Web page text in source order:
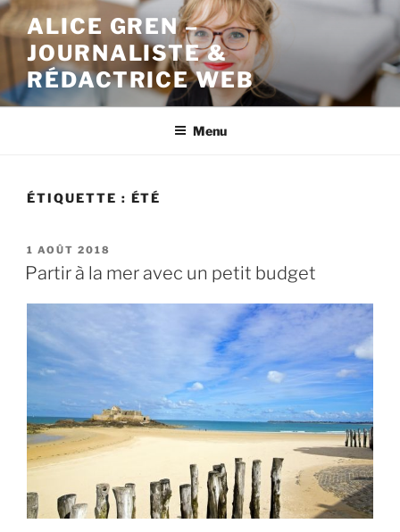
Aller
au
contenu
principal
ALICE GREN –
JOURNALISTE &
RÉDACTRICE WEB
Menu
ÉTIQUETTE : ÉTÉ
PUBLIÉ
LE
1 AOÛT 2018
Partir à la mer avec un petit budget